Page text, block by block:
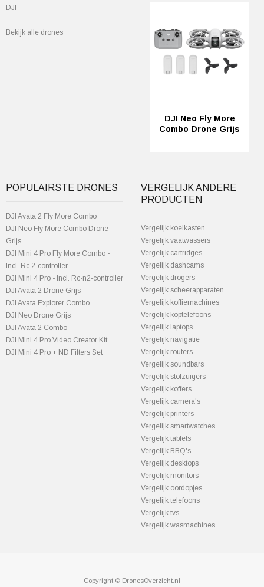
DJI
Bekijk alle drones
DJI Neo Fly More
Combo Drone Grijs
POPULAIRSTE DRONES
DJI Avata 2 Fly More Combo
DJI Neo Fly More Combo Drone
Grijs
DJI Mini 4 Pro Fly More Combo -
Incl. Rc 2-controller
DJI Mini 4 Pro - Incl. Rc-n2-controller
DJI Avata 2 Drone Grijs
DJI Avata Explorer Combo
DJI Neo Drone Grijs
DJI Avata 2 Combo
DJI Mini 4 Pro Video Creator Kit
DJI Mini 4 Pro + ND Filters Set
VERGELIJK ANDERE
PRODUCTEN
Vergelijk koelkasten
Vergelijk vaatwassers
Vergelijk cartridges
Vergelijk dashcams
Vergelijk drogers
Vergelijk scheerapparaten
Vergelijk koffiemachines
Vergelijk koptelefoons
Vergelijk laptops
Vergelijk navigatie
Vergelijk routers
Vergelijk soundbars
Vergelijk stofzuigers
Vergelijk koffers
Vergelijk camera's
Vergelijk printers
Vergelijk smartwatches
Vergelijk tablets
Vergelijk BBQ's
Vergelijk desktops
Vergelijk monitors
Vergelijk oordopjes
Vergelijk telefoons
Vergelijk tvs
Vergelijk wasmachines
Copyright © DronesOverzicht.nl